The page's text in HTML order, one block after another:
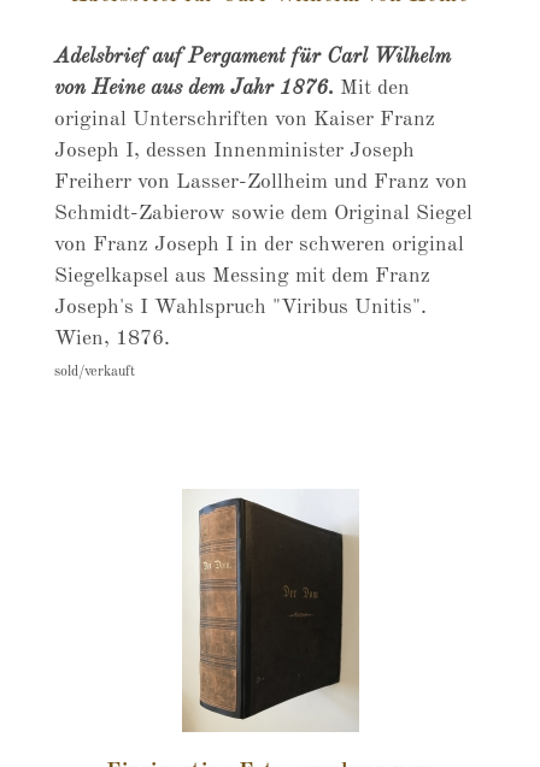
Adelsbrief auf Pergament für Carl Wilhelm
von Heine aus dem Jahr 1876. Mit den
original Unterschriften von Kaiser Franz
Joseph I, dessen Innenminister Joseph
Freiherr von Lasser-Zollheim und Franz von
Schmidt-Zabierow sowie dem Original Siegel
von Franz Joseph I in der schweren original
Siegelkapsel aus Messing mit dem Franz
Joseph's I Wahlspruch "Viribus Unitis".
Wien, 1876.
sold/verkauft